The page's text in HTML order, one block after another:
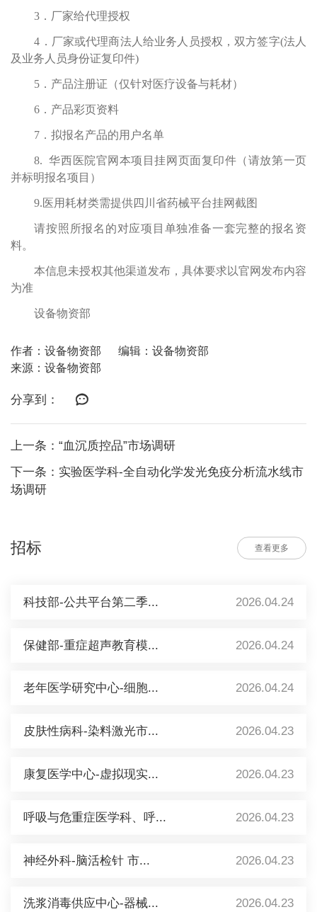
3．厂家给代理授权
4．厂家或代理商法人给业务人员授权，双方签字(法人
及业务人员身份证复印件)
5．产品注册证（仅针对医疗设备与耗材）
6．产品彩页资料
7．拟报名产品的用户名单
8. 华西医院官网本项目挂网页面复印件（请放第一页
并标明报名项目）
9.医用耗材类需提供四川省药械平台挂网截图
请按照所报名的对应项目单独准备一套完整的报名资
料。
本信息未授权其他渠道发布，具体要求以官网发布内容
为准
设备物资部
作者：设备物资部
编辑：设备物资部
来源：设备物资部
分享到：
上一条：“血沉质控品”市场调研
下一条：实验医学科-全自动化学发光免疫分析流水线市
场调研
招标 查看更多
科技部-公共平台第二季... 2026.04.24
保健部-重症超声教育模... 2026.04.24
老年医学研究中心-细胞... 2026.04.24
皮肤性病科-染料激光市... 2026.04.23
康复医学中心-虚拟现实... 2026.04.23
呼吸与危重症医学科、呼... 2026.04.23
神经外科-脑活检针 市... 2026.04.23
洗浆消毒供应中心-器械... 2026.04.23